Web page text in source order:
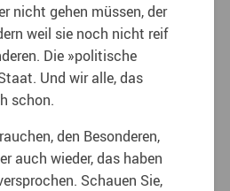
nicht gehen müssen, der
weil sie noch nicht reif
Die »politische
Und wir alle, das
schon.
den Besonderen,
auch wieder, das haben
Schauen Sie,